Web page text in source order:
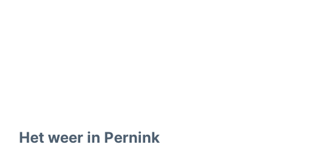
Het weer in Pernink